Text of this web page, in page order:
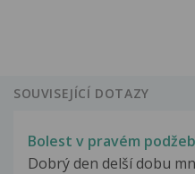
SOUVISEJÍCÍ DOTAZY
Bolest v pravém
Dobrý den delší dobu